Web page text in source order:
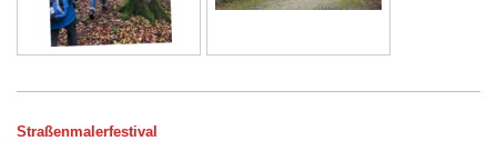
Straßenmalerfestival